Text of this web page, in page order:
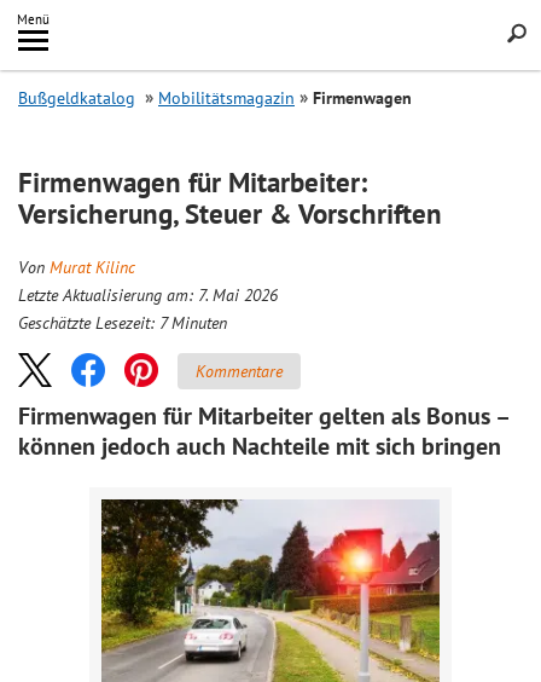
Inhalt
springen
Menü
Search
Bußgeldkatalog Mobilitätsmagazin Firmenwagen
Firmenwagen für Mitarbeiter:
Versicherung, Steuer & Vorschriften
Von Murat Kilinc
Letzte Aktualisierung am: 7. Mai 2026
Geschätzte Lesezeit: 7 Minuten
Kommentare
Firmenwagen für Mitarbeiter gelten als Bonus –
können jedoch auch Nachteile mit sich bringen